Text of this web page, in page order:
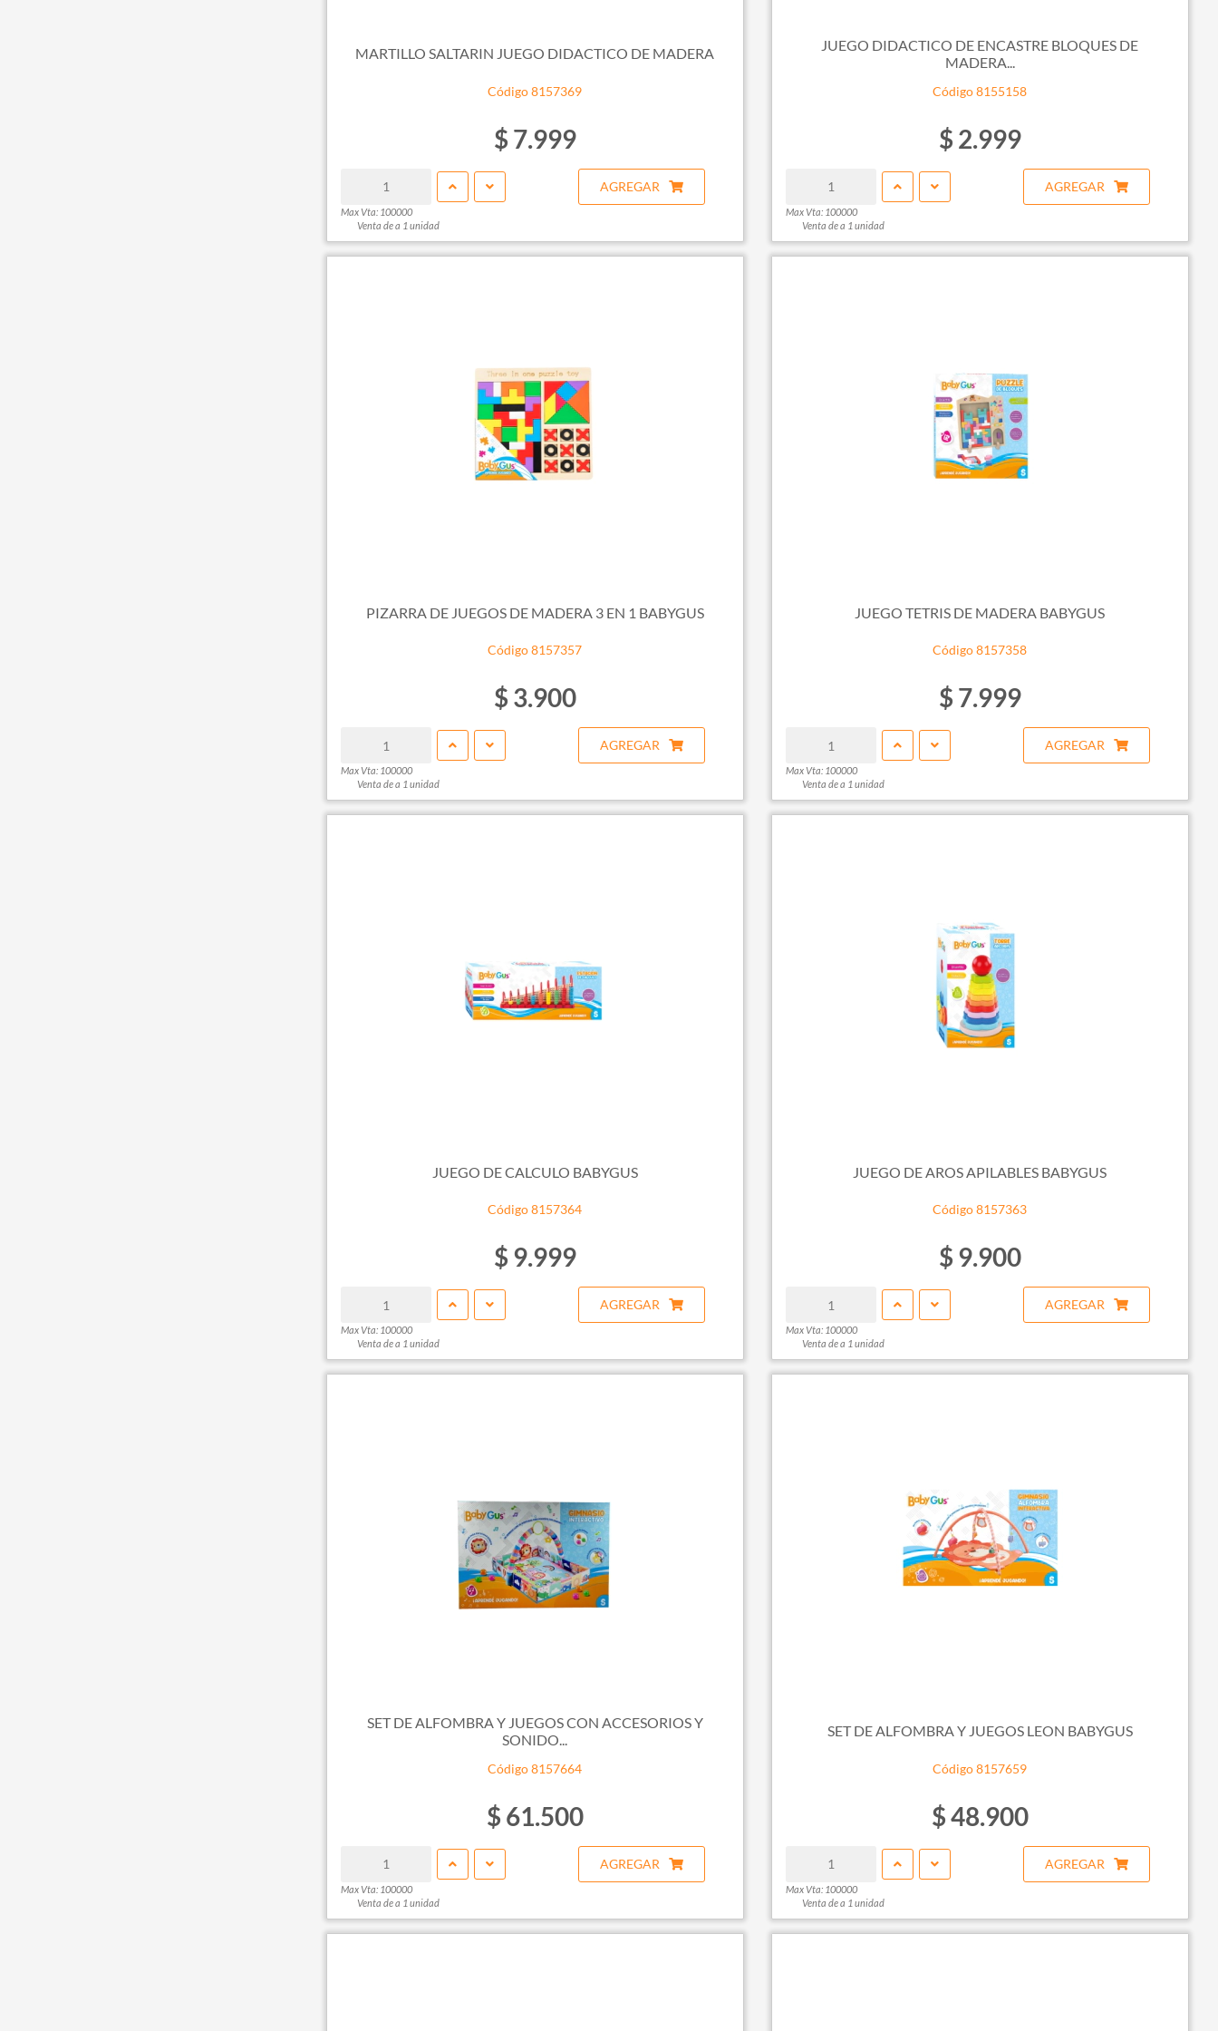
MARTILLO SALTARIN JUEGO DIDACTICO DE MADERA
Código 8157369
$ 7.999
Max Vta: 100000
Venta de a 1 unidad
AGREGAR
JUEGO DIDACTICO DE ENCASTRE BLOQUES DE
MADERA...
Código 8155158
$ 2.999
Max Vta: 100000
Venta de a 1 unidad
AGREGAR
PIZARRA DE JUEGOS DE MADERA 3 EN 1 BABYGUS
Código 8157357
$ 3.900
Max Vta: 100000
Venta de a 1 unidad
AGREGAR
JUEGO TETRIS DE MADERA BABYGUS
Código 8157358
$ 7.999
Max Vta: 100000
Venta de a 1 unidad
AGREGAR
JUEGO DE CALCULO BABYGUS
Código 8157364
$ 9.999
Max Vta: 100000
Venta de a 1 unidad
AGREGAR
JUEGO DE AROS APILABLES BABYGUS
Código 8157363
$ 9.900
Max Vta: 100000
Venta de a 1 unidad
AGREGAR
SET DE ALFOMBRA Y JUEGOS CON ACCESORIOS Y
SONIDO...
Código 8157664
$ 61.500
Max Vta: 100000
Venta de a 1 unidad
AGREGAR
SET DE ALFOMBRA Y JUEGOS LEON BABYGUS
Código 8157659
$ 48.900
Max Vta: 100000
Venta de a 1 unidad
AGREGAR